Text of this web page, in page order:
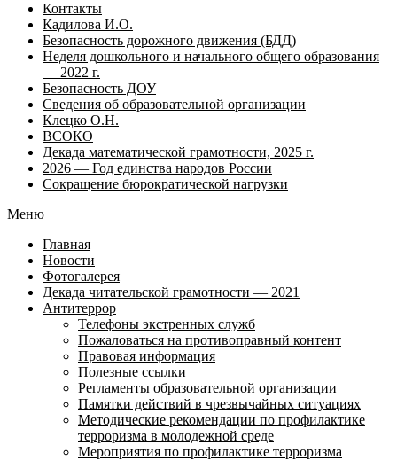
Контакты
Кадилова И.О.
Безопасность дорожного движения (БДД)
Неделя дошкольного и начального общего образования
— 2022 г.
Безопасность ДОУ
Сведения об образовательной организации
Клецко О.Н.
ВСОКО
Декада математической грамотности, 2025 г.
2026 — Год единства народов России
Сокращение бюрократической нагрузки
Меню
Главная
Новости
Фотогалерея
Декада читательской грамотности — 2021
Антитеррор
Телефоны экстренных служб
Пожаловаться на противоправный контент
Правовая информация
Полезные ссылки
Регламенты образовательной организации
Памятки действий в чрезвычайных ситуациях
Методические рекомендации по профилактике
терроризма в молодежной среде
Мероприятия по профилактике терроризма